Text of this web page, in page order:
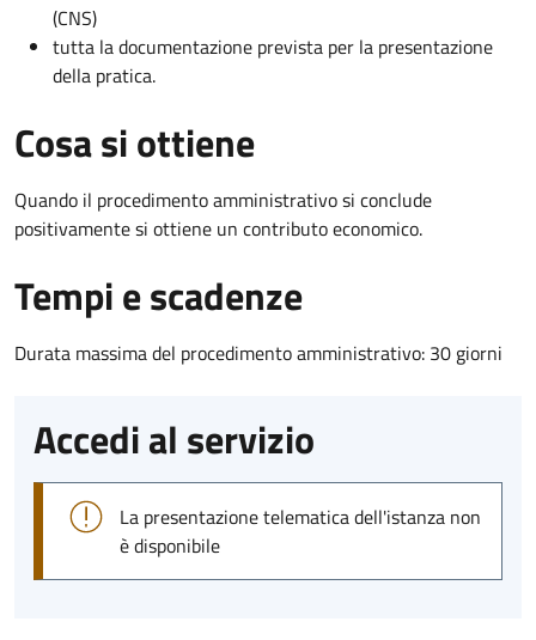
(CNS)
tutta la documentazione prevista per la presentazione
della pratica.
Cosa si ottiene
Quando il procedimento amministrativo si conclude
positivamente si ottiene un contributo economico.
Tempi e scadenze
Durata massima del procedimento amministrativo: 30 giorni
Accedi al servizio
La presentazione telematica dell'istanza non
è disponibile